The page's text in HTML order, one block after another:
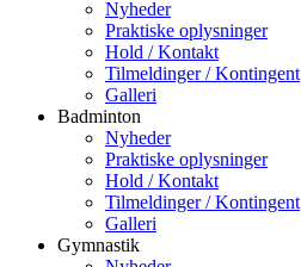
Nyheder
Praktiske oplysninger
Hold / Kontakt
Tilmeldinger / Kontingent
Galleri
Badminton
Nyheder
Praktiske oplysninger
Hold / Kontakt
Tilmeldinger / Kontingent
Galleri
Gymnastik